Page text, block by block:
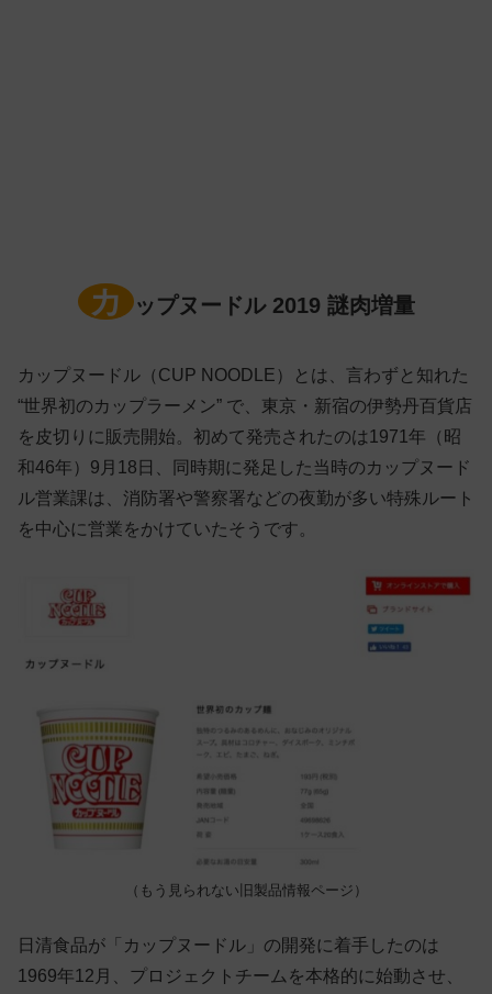
カ ップヌードル 2019 謎肉増量
カップヌードル（CUP NOODLE）とは、言わずと知れた
“世界初のカップラーメン” で、東京・新宿の伊勢丹百貨店
を皮切りに販売開始。初めて発売されたのは1971年（昭
和46年）9月18日、同時期に発足した当時のカップヌード
ル営業課は、消防署や警察署などの夜勤が多い特殊ルート
を中心に営業をかけていたそうです。
（もう見られない旧製品情報ページ）
日清食品が「カップヌードル」の開発に着手したのは
1969年12月、プロジェクトチームを本格的に始動させ、